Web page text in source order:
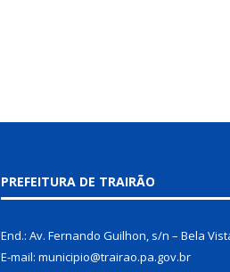
PREFEITURA DE TRAIRÃO
End.: Av. Fernando Guilhon, s/n – Bela
E-mail: municipio@trairao.pa.gov.br